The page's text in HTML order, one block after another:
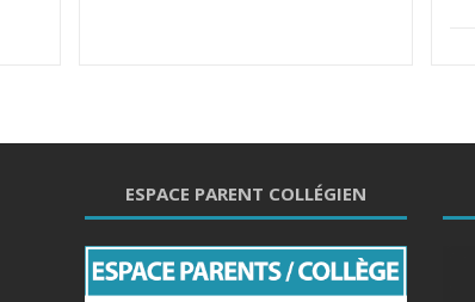
ESPACE PARENT COLLÉGIEN